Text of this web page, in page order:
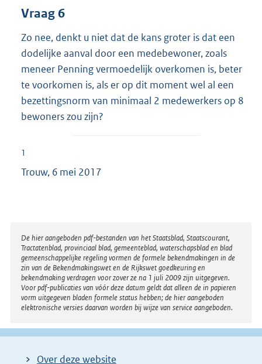
Vraag 6
Zo nee, denkt u niet dat de kans groter is dat een
dodelijke aanval door een medebewoner, zoals
meneer Penning vermoedelijk overkomen is, beter
te voorkomen is, als er op dit moment wel al een
bezettingsnorm van minimaal 2 medewerkers op 8
bewoners zou zijn?
1
Trouw, 6 mei 2017
Disclaimer
De hier aangeboden pdf-bestanden van het Staatsblad, Staatscourant,
Tractatenblad, provinciaal blad, gemeenteblad, waterschapsblad en blad
gemeenschappelijke regeling vormen de formele bekendmakingen in de
zin van de Bekendmakingswet en de Rijkswet goedkeuring en
bekendmaking verdragen voor zover ze na 1 juli 2009 zijn uitgegeven.
Voor pdf-publicaties van vóór deze datum geldt dat alleen de in papieren
vorm uitgegeven bladen formele status hebben; de hier aangeboden
elektronische versies daarvan worden bij wijze van service aangeboden.
Over deze website